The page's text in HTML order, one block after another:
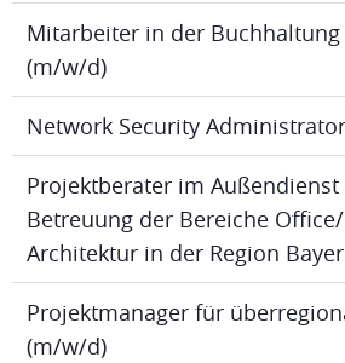
Mitarbeiter in der Buchhaltung
(m/w/d)
Network Security
Projektberater im
Betreuung der Bereiche
Architektur in der Region
Projektmanager für
(m/w/d)